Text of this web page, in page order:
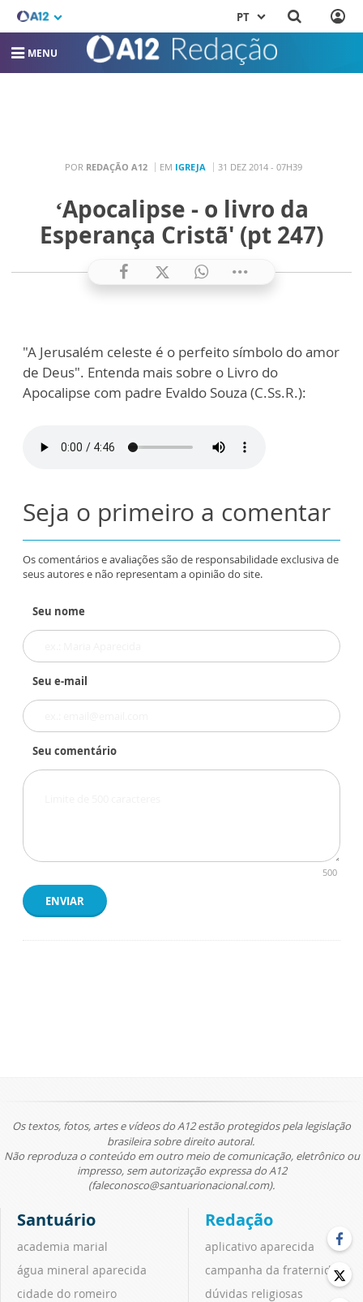
PT
MENU
POR REDAÇÃO A12 EM IGREJA 31 DEZ 2014 - 07H39
‘Apocalipse - o livro da
Esperança Cristã' (pt 247)
"A Jerusalém celeste é o perfeito símbolo do amor
de Deus". Entenda mais sobre o Livro do
Apocalipse com padre Evaldo Souza (C.Ss.R.):
Seja o primeiro a comentar
Os comentários e avaliações são de responsabilidade exclusiva de
seus autores e não representam a opinião do site.
Seu nome
Seu e-mail
Seu comentário
500
ENVIAR
Os textos, fotos, artes e vídeos do A12 estão protegidos pela legislação
brasileira sobre direito autoral.
Não reproduza o conteúdo em outro meio de comunicação, eletrônico ou
impresso, sem autorização expressa do A12
(faleconosco@santuarionacional.com).
Santuário
academia marial
água mineral aparecida
cidade do romeiro
Redação
aplicativo aparecida
campanha da fraternidade
dúvidas religiosas